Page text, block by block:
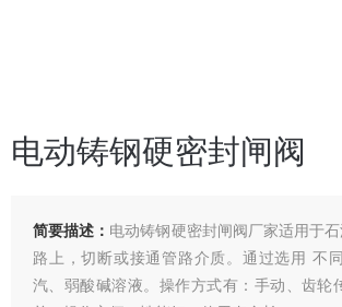
电动铸钢硬密封闸阀
简要描述： 电动铸钢硬密封闸阀厂家适用于
路上，切断或接通管路介质。通过选用 不
汽、弱酸碱溶液。操作方式有：手动、齿轮